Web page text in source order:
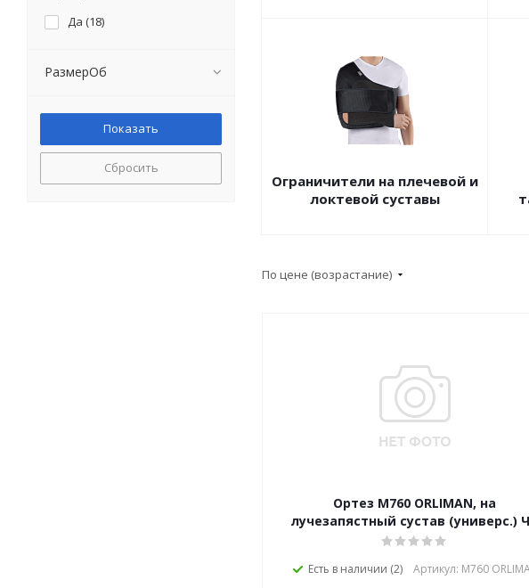
Ограничители на плечевой и
локтевой суставы
По цене (возрастание)
Ортез М760 ORLIMAN, на
лучезапястный сустав (универс.)
Есть в наличии (2) Артикул: М760
Да (18)
РазмерОб
Сбросить